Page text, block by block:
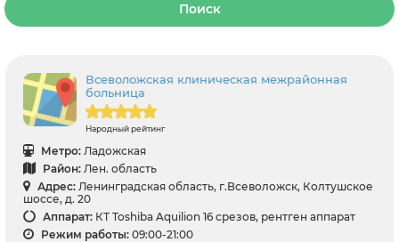
Поиск
Всеволожская клиническая межрайонная
больница
Народный рейтинг
Метро: Ладожская
Район: Лен. область
Адрес: Ленинградская область, г.Всеволожск, Колтушское
шоссе, д. 20
Аппарат: КТ Toshiba Aquilion 16 срезов, рентген аппарат
Режим работы: 09:00-21:00